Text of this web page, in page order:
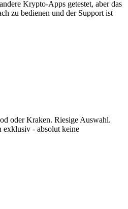
Krypto-Apps getestet, aber das
zu bedienen und der Support ist
oder Kraken. Riesige Auswahl.
exklusiv - absolut keine